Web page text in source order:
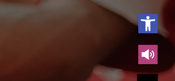
Obre la